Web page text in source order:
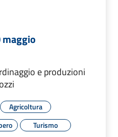
e produzioni
Agricoltura
Turismo